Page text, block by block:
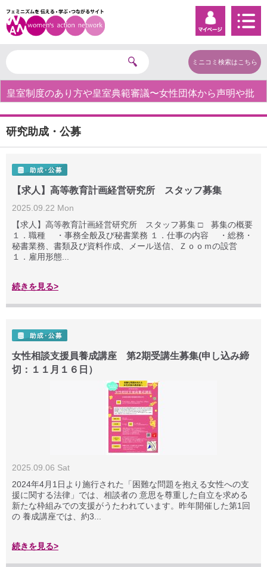
ミニコミ検索はこちら
皇室制度のあり方や皇室典範審議〜女性団体から声明や批
研究助成・公募
【求人】高等教育計画経営研究所 スタッフ募集
2025.09.22 Mon
【求人】高等教育計画経営研究所 スタッフ募集 □ 募集の概要
１．職種 ・事務全般及び秘書業務 １．仕事の内容 ・総務・
秘書業務、書類及び資料作成、メール送信、Ｚｏｏｍの設営
１．雇用形態...
続きを見る>
女性相談支援員養成講座 第2期受講生募集(申し込み締
切：１１月１６日）
2025.09.06 Sat
2024年4月1日より施行された「困難な問題を抱える女性への支
援に関する法律」では、相談者の 意思を尊重した自立を求める
新たな枠組みでの支援がうたわれています。昨年開催した第1回
の 養成講座では、約3...
続きを見る>